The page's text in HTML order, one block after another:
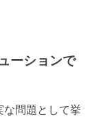
ーションで
問題として挙